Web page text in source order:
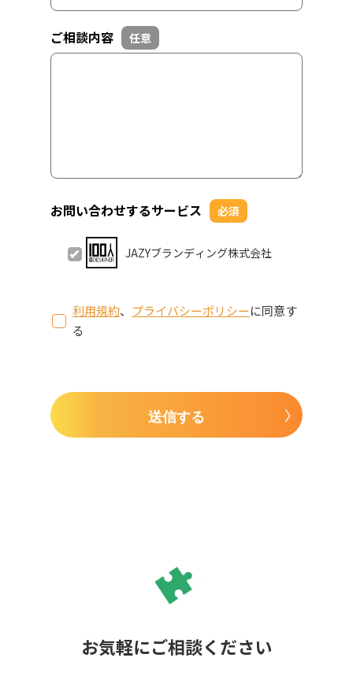
ご相談内容 任意
お問い合わせするサービス 必須
JAZYブランディング株式会社
利用規約、 プライバシーポリシーに同意す
る
送信する
お気軽にご相談ください